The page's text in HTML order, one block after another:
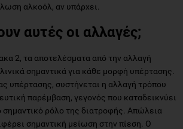
αλκοόλ, αν υπάρχει.
αυτές οι αλλαγές;
2, τα αποτελέσματα από την αλλαγή
σημαντικά για κάθε μορφή υπέρτασης.
υπέρτασης, συστήνεται η αλλαγή τρόπου
παρέμβαση, γεγονός που καταδεικνύει
ρόλο της διατροφής. Απώλεια
σημαντική μείωση στην πίεση. Ο